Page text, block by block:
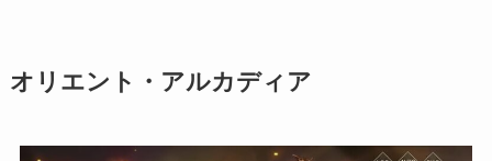
オリエント・アルカディア